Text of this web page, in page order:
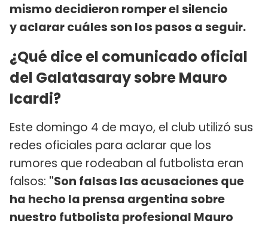
mismo decidieron romper el silencio
y aclarar cuáles son los pasos a seguir.
¿Qué dice el comunicado oficial
del Galatasaray sobre Mauro
Icardi?
Este domingo 4 de mayo, el club utilizó sus
redes oficiales para aclarar que los
rumores que rodeaban al futbolista eran
falsos: "Son falsas las acusaciones que
ha hecho la prensa argentina sobre
nuestro futbolista profesional Mauro